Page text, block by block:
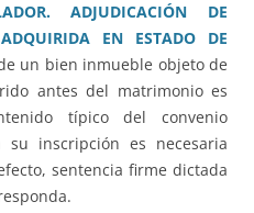
ADJUDICACIÓN DE
EN ESTADO DE
un bien inmueble objeto de
antes del matrimonio es
típico del convenio
inscripción es necesaria
sentencia firme dictada